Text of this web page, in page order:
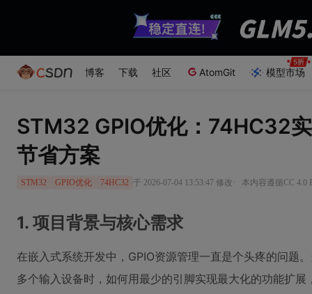
博客 下载 社区 AtomGit 模型市场
STM32 GPIO优化：74HC32
节省方案
STM32 GPIO优化 74HC32 于 2026-07-04 13:53:47 修改 · 本内容遵循CC 4.0
1. 项目背景与核心需求
在嵌入式系统开发中，GPIO资源管理一直是个头疼的问题
多个输入设备时，如何用最少的引脚实现最大化的功能扩